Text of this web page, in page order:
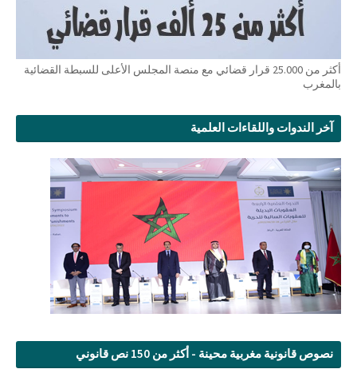
أكثر من 25.000 قرار قضائي مع منصة المجلس الأعلى للسبطة القضائية
بالمغرب
آخر الندوات واللقاءات العلمية
نصوص قانونية مغربية محينة - أكثر من 150 نص قانوني